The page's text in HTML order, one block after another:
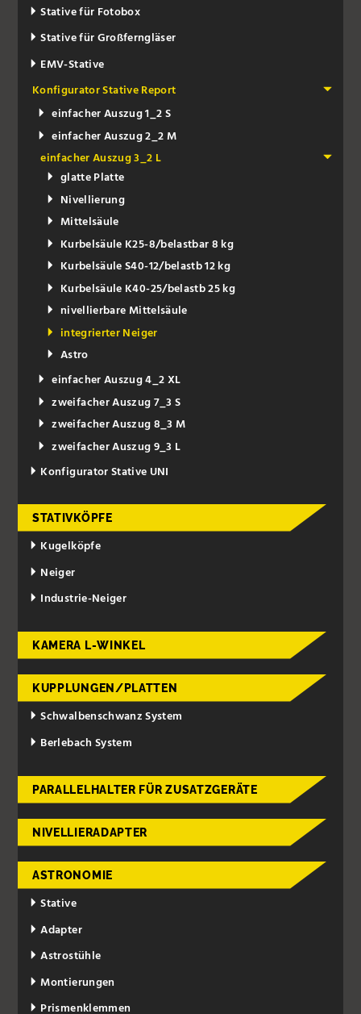
Stative für Fotobox
Stative für Großferngläser
EMV-Stative
Konfigurator Stative Report
einfacher Auszug 1_2 S
einfacher Auszug 2_2 M
einfacher Auszug 3_2 L
glatte Platte
Nivellierung
Mittelsäule
Kurbelsäule K25-8/belastbar 8 kg
Kurbelsäule S40-12/belastb 12 kg
Kurbelsäule K40-25/belastb 25 kg
nivellierbare Mittelsäule
integrierter Neiger
Astro
einfacher Auszug 4_2 XL
zweifacher Auszug 7_3 S
zweifacher Auszug 8_3 M
zweifacher Auszug 9_3 L
Konfigurator Stative UNI
STATIVKÖPFE
Kugelköpfe
Neiger
Industrie-Neiger
KAMERA L-WINKEL
KUPPLUNGEN/PLATTEN
Schwalbenschwanz System
Berlebach System
PARALLELHALTER FÜR ZUSATZGERÄTE
NIVELLIERADAPTER
ASTRONOMIE
Stative
Adapter
Astrostühle
Montierungen
Prismenklemmen